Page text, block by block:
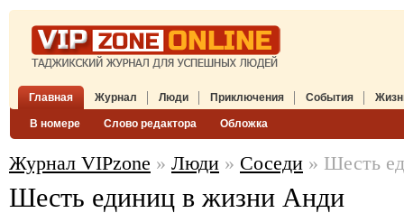
Главная Журнал
В номере Слово редактора Обложка
Люди Приключения События
Журнал VIPzone » Люди » Соседи » Шесть
Шесть единиц в жизни Анди